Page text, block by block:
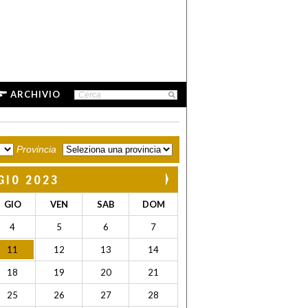
ARCHIVIO
Provincia
2023
GIO VEN SAB DOM
4 5 6 7
11 12 13 14
18 19 20 21
25 26 27 28